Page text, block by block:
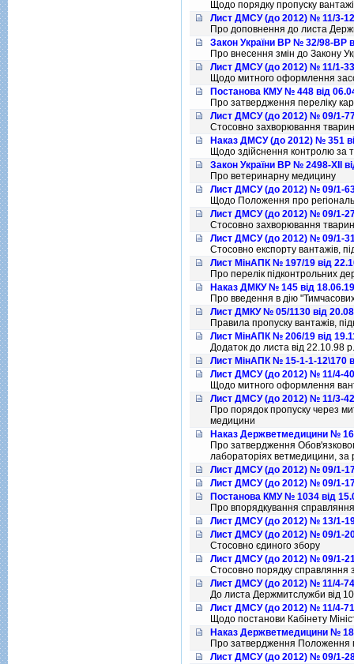
Щодо порядку пропуску
Лист ДМСУ (до 2012) № 11/3-
Про доповнення до листа
Закон України ВР № 32/98-ВР
Про внесення змiн до Закону
Лист ДМСУ (до 2012) № 11/1-
Щодо митного оформлення
Постанова КМУ № 448 від
Про затвердження перелiку
Лист ДМСУ (до 2012) № 09/1-
Стосовно захворювання
Наказ ДМСУ (до 2012) № 351
Щодо здiйснення контролю за
Закон України ВР № 2498-XII
Про ветеринарну медицину
Лист ДМСУ (до 2012) № 09/1-
Щодо Положення про
Лист ДМСУ (до 2012) № 09/1-
Стосовно захворювання
Лист ДМСУ (до 2012) № 09/1-
Стосовно експорту вантажів,
Лист МінАПК № 197/19 від
Про перелiк пiдконтрольних
Наказ ДМКУ № 145 від
Про введення в дiю
Лист ДМКУ № 05/1130 від
Правила пропуску вантажiв,
Лист МінАПК № 206/19 від
Додаток до листа вiд 22.10.98
Лист МінАПК № 15-1-1-12\170
Лист ДМСУ (до 2012) № 11/4-
Щодо митного оформлення
Лист ДМСУ (до 2012) № 11/3-
Про порядок пропуску через
медицини
Наказ Держветмедицини № 16
Про затвердження
лабораторiях ветмедицини, за
Лист ДМСУ (до 2012) № 09/1-
Лист ДМСУ (до 2012) № 09/1-
Постанова КМУ № 1034 від
Про впорядкування
Лист ДМСУ (до 2012) № 13/1-
Лист ДМСУ (до 2012) № 09/1-
Стосовно єдиного збору
Лист ДМСУ (до 2012) № 09/1-
Стосовно порядку справляння
Лист ДМСУ (до 2012) № 11/4-
До листа Держмитслужби вiд
Лист ДМСУ (до 2012) № 11/4-
Щодо постанови Кабiнету
Наказ Держветмедицини № 18
Про затвердження Положення
Лист ДМСУ (до 2012) № 09/1-